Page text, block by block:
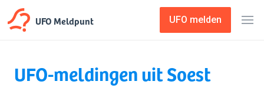
UFO Meldpunt UFO melden
UFO-meldingen uit Soest